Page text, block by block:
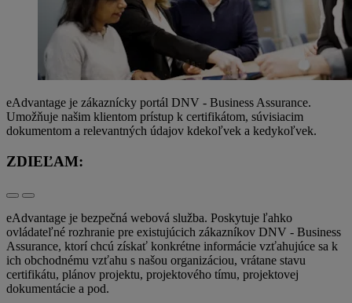
eAdvantage je zákaznícky portál DNV - Business Assurance.
Umožňuje našim klientom prístup k certifikátom, súvisiacim
dokumentom a relevantných údajov kdekoľvek a kedykoľvek.
ZDIEĽAM:
eAdvantage je bezpečná webová služba. Poskytuje ľahko
ovládateľné rozhranie pre existujúcich zákazníkov DNV - Business
Assurance, ktorí chcú získať konkrétne informácie vzťahujúce sa k
ich obchodnému vzťahu s našou organizáciou, vrátane stavu
certifikátu, plánov projektu, projektového tímu, projektovej
dokumentácie a pod.